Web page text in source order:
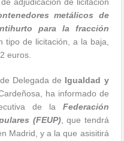
metálicos de
para la fracción
tipo de licitación, a la baja,
euros.
Delegada de Igualdad y
ha informado de
de la Federación
(FEUP), que tendrá
Madrid, y a la que asisitirá